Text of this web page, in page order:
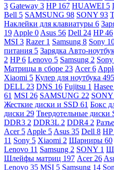
3 Gateway 3 HP 167 HUAWEI 5
Bell 5 SAMSUNG 98 SONY 93
Наклейки для клавиатуры 6
19 Apple 0 Asus 56 Dell 24 HP46
MSI 3 Razer 1 Samsung 8 Sony
питания 5 Зарядка Авто-
2 HP6 Lenovo 5 Samsung 2 Sony
Матрицы в сборе 23 Acer6
Xiaomi 5 Кулер для ноутбука 495
DELL 23 DNS 16 Fujitsu 1 Hasee
61 MSI 26 SAMSUNG 22 SONY
Жесткие диски и SSD 61 Бокс
диски 29 Твердотельные диски
DDR3 2 DDR3L 2 DDR4 2
Acer 5 Apple 5 Asus 35 Dell 8 HP
11 Sony 5 Xiaomi 2 Шарниры 60
Lenovo 11 Samsung 2 SONY 1
Шлейфы матриц 197 Acer 26
Lenovo 35 MSI 5 Samsung 14